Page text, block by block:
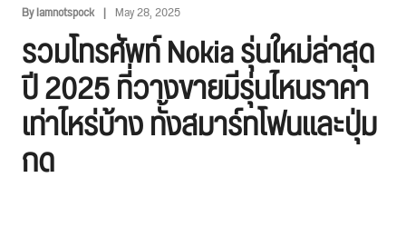
By Iamnotspock May 28, 2025
รวมโทรศัพท์ Nokia รุ่นใหม่ล่าสุด
ปี 2025 ที่วางขายมีรุ่นไหนราคา
เท่าไหร่บ้าง ทั้งสมาร์ทโฟนและปุ่ม
กด